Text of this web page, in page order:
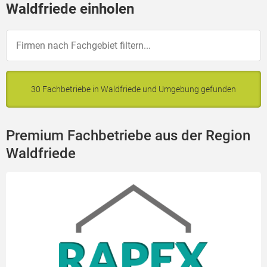
Waldfriede einholen
30 Fachbetriebe in Waldfriede und Umgebung gefunden
Premium Fachbetriebe aus der Region
Waldfriede